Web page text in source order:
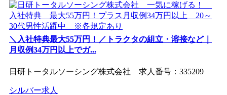
＼入社特典最大55万円！／トラクタの組立・溶接など｜
月収例34万円以上でガ...
日研トータルソーシング株式会社 求人番号：335209
シルバー求人